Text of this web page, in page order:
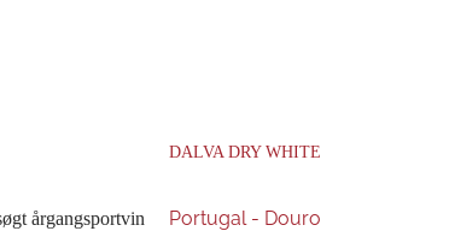
årgangsportvin
DALVA DRY WHITE
Portugal - Douro